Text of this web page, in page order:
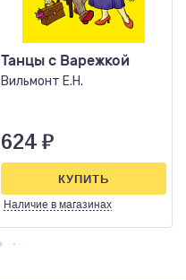
Танцы с Варежкой
Вильмонт Е.Н.
624 ₽
Наличие в магазинах
КУПИТЬ